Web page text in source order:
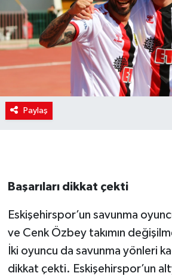
Paylaş
Başarıları dikkat çekti
Eskişehirspor’un savunma
ve Cenk Özbey takımın
İki oyuncu da savunma yönleri
dikkat çekti. Eskişehirspor’un